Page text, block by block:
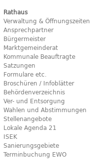
Rathaus
Verwaltung & Öffnungszeiten
Ansprechpartner
Bürgermeister
Marktgemeinderat
Kommunale Beauftragte
Satzungen
Formulare etc.
Broschüren / Infoblätter
Behördenverzeichnis
Ver- und Entsorgung
Wahlen und Abstimmungen
Stellenangebote
Lokale Agenda 21
ISEK
Sanierungsgebiete
Terminbuchung EWO